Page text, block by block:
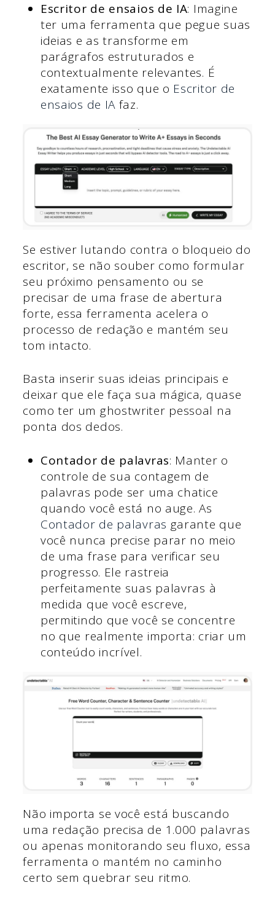
Escritor de ensaios de IA: Imagine
ter uma ferramenta que pegue suas
ideias e as transforme em
parágrafos estruturados e
contextualmente relevantes. É
exatamente isso que o Escritor de
ensaios de IA faz.
Se estiver lutando contra o bloqueio do
escritor, se não souber como formular
seu próximo pensamento ou se
precisar de uma frase de abertura
forte, essa ferramenta acelera o
processo de redação e mantém seu
tom intacto.
Basta inserir suas ideias principais e
deixar que ele faça sua mágica, quase
como ter um ghostwriter pessoal na
ponta dos dedos.
Contador de palavras: Manter o
controle de sua contagem de
palavras pode ser uma chatice
quando você está no auge. As
Contador de palavras garante que
você nunca precise parar no meio
de uma frase para verificar seu
progresso. Ele rastreia
perfeitamente suas palavras à
medida que você escreve,
permitindo que você se concentre
no que realmente importa: criar um
conteúdo incrível.
Não importa se você está buscando
uma redação precisa de 1.000 palavras
ou apenas monitorando seu fluxo, essa
ferramenta o mantém no caminho
certo sem quebrar seu ritmo.